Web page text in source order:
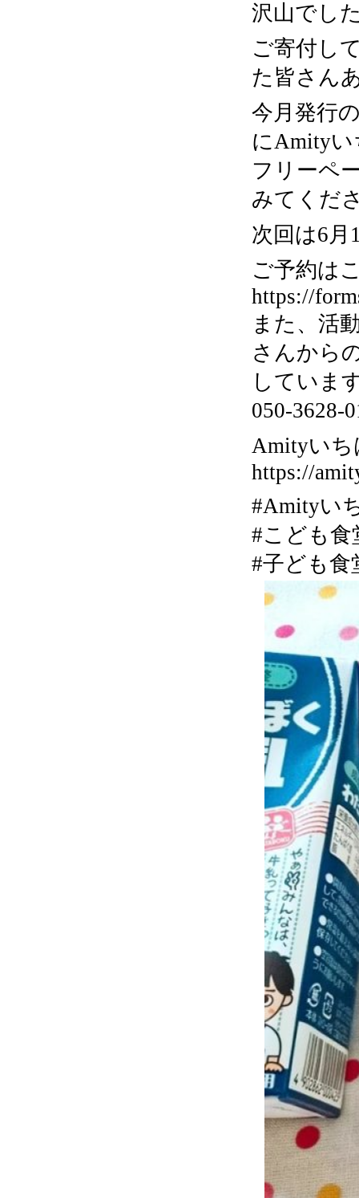
沢山でし
ご寄付し
た皆さん
今月発行
にAmity
フリーペ
みてくだ
次回は6月
ご予約は
https://
また、活
さんから
していま
050-3628-
Amityいち
https://
#Amityい
#こども食
#子ども食